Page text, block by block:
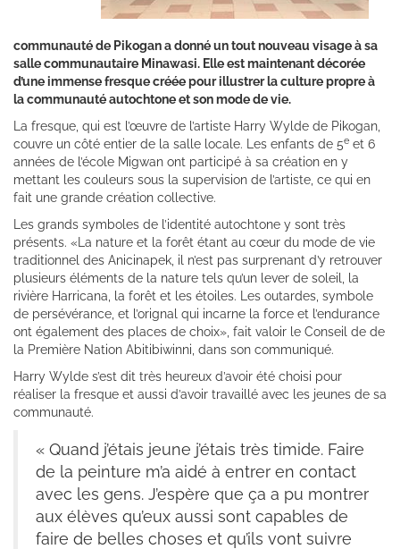
communauté de Pikogan a donné un tout nouveau visage à sa
salle communautaire Minawasi. Elle est maintenant décorée
d’une immense fresque créée pour illustrer la culture propre à
la communauté autochtone et son mode de vie.
La fresque, qui est l’œuvre de l’artiste Harry Wylde de Pikogan,
couvre un côté entier de la salle locale. Les enfants de 5e et 6
années de l’école Migwan ont participé à sa création en y
mettant les couleurs sous la supervision de l’artiste, ce qui en
fait une grande création collective.
Les grands symboles de l’identité autochtone y sont très
présents. «La nature et la forêt étant au cœur du mode de vie
traditionnel des Anicinapek, il n’est pas surprenant d’y retrouver
plusieurs éléments de la nature tels qu’un lever de soleil, la
rivière Harricana, la forêt et les étoiles. Les outardes, symbole
de persévérance, et l’orignal qui incarne la force et l’endurance
ont également des places de choix», fait valoir le Conseil de de
la Première Nation Abitibiwinni, dans son communiqué.
Harry Wylde s’est dit très heureux d’avoir été choisi pour
réaliser la fresque et aussi d’avoir travaillé avec les jeunes de sa
communauté.
« Quand j’étais jeune j’étais très timide. Faire
de la peinture m’a aidé à entrer en contact
avec les gens. J’espère que ça a pu montrer
aux élèves qu’eux aussi sont capables de
faire de belles choses et qu’ils vont suivre